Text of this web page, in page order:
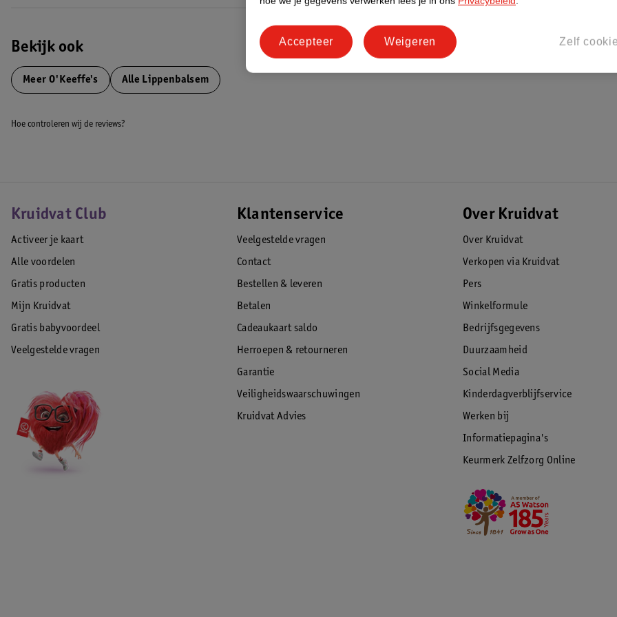
Bekijk ook
Meer O'Keeffe's Alle Lippenbalsem
Hoe controleren wij de reviews?
Kruidvat Club
Activeer je kaart
Alle voordelen
Gratis producten
Mijn Kruidvat
Gratis babyvoordeel
Veelgestelde vragen
Klantenservice
Veelgestelde vragen
Contact
Bestellen & leveren
Betalen
Cadeaukaart saldo
Herroepen & retourneren
Garantie
Veiligheidswaarschuwingen
Kruidvat Advies
Over Kruidvat
Over Kruidvat
Verkopen via Kruidvat
Pers
Winkelformule
Bedrijfsgegevens
Duurzaamheid
Social Media
Kinderdagverblijfservice
Werken bij
Informatiepagina's
Keurmerk Zelfzorg Online
Zelf
Weigeren
Accepteer